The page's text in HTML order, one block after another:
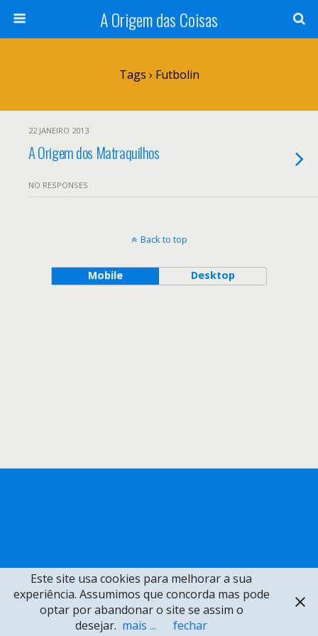
A Origem das Coisas
Tags › Futbolin
22 JANEIRO 2013
A Origem dos Matraquilhos
NO RESPONSES
Back to top
Mobile Desktop
Este site usa cookies para melhorar a sua
experiência. Assumimos que concorda mas pode
optar por abandonar o site se assim o
desejar. mais ... fechar